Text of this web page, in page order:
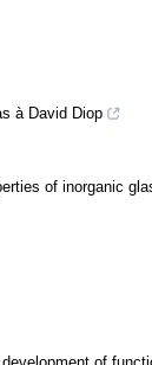
à David Diop
of inorganic